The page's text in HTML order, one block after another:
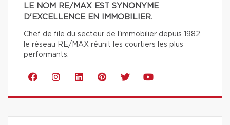
LE NOM RE/MAX EST SYNONYME
D'EXCELLENCE EN IMMOBILIER.
Chef de file du secteur de l'immobilier depuis 1982,
le réseau RE/MAX réunit les courtiers les plus
performants.